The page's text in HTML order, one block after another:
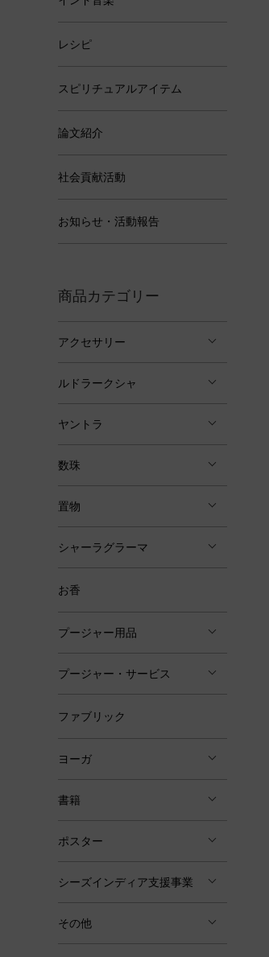
レシピ
スピリチュアルアイテム
論文紹介
社会貢献活動
お知らせ・活動報告
商品カテゴリー
アクセサリー
ルドラークシャ
ヤントラ
数珠
置物
シャーラグラーマ
お香
プージャー用品
プージャー・サービス
ファブリック
ヨーガ
書籍
ポスター
シーズインディア支援事業
その他